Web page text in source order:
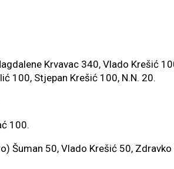
Krvavac 340, Vlado Krešić
100, Stjepan Krešić 100, N.N. 20.
100.
Šuman 50, Vlado Krešić 50,